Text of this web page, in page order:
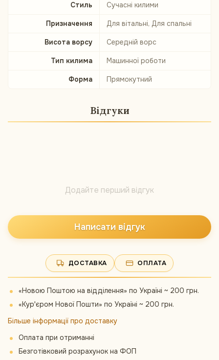
Стиль Сучасні килими
Призначення Для вітальні, Для спальні
Висота ворсу Середній ворс
Тип килима Машинної роботи
Форма Прямокутний
Відгуки
Додайте перший відгук
Написати відгук
ДОСТАВКА ОПЛАТА
«Новою Поштою на відділення» по Україні ~ 200 грн.
«Кур'єром Нової Пошти» по Україні ~ 200 грн.
Більше інформації про доставку
Оплата при отриманні
Безготівковий розрахунок на ФОП